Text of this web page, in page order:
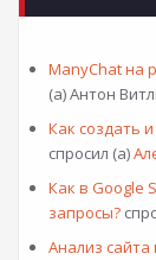
ManyChat на
(а) Антон
Как создать
спросил (а)
Как в Google
запросы?
Анализ